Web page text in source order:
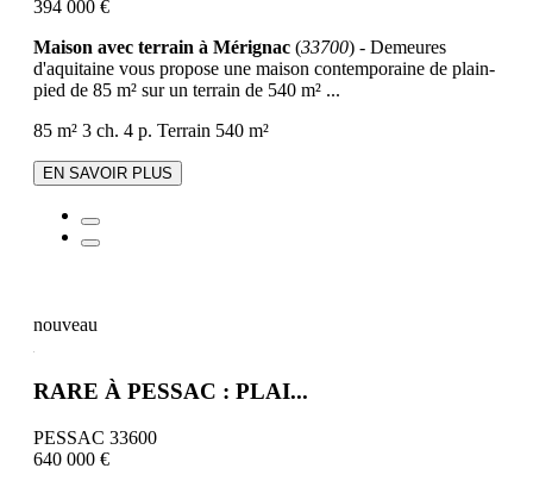
394 000 €
Maison avec terrain à Mérignac (33700) - Demeures
d'aquitaine vous propose une maison contemporaine de plain-
pied de 85 m² sur un terrain de 540 m² ...
85 m² 3 ch. 4 p. Terrain 540 m²
EN SAVOIR PLUS
nouveau
RARE À PESSAC : PLAI...
PESSAC 33600
640 000 €